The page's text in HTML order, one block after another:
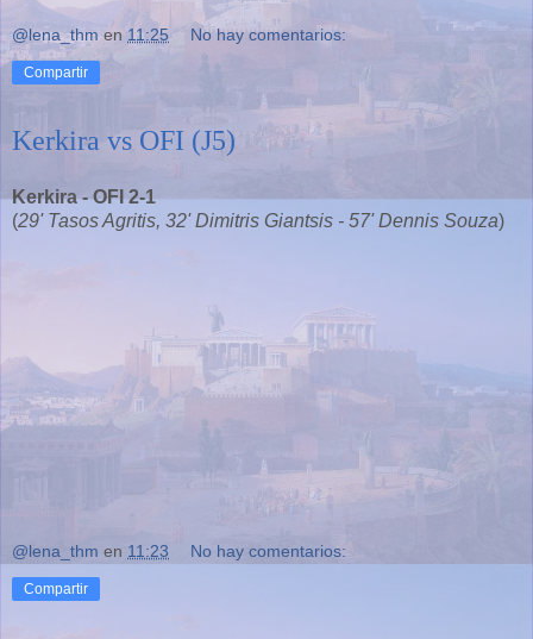
@lena_thm en 11:25 No hay comentarios:
Compartir
Kerkira vs OFI (J5)
Kerkira - OFI 2-1
(29' Tasos Agritis, 32' Dimitris Giantsis - 57' Dennis Souza)
@lena_thm en 11:23 No hay comentarios:
Compartir